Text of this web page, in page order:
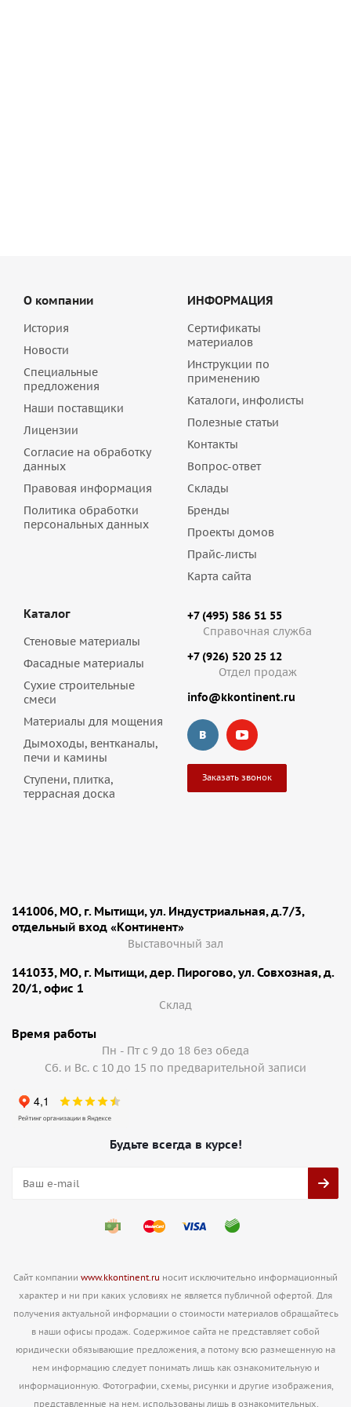
О компании
История
Новости
Специальные
предложения
Наши поставщики
Лицензии
Согласие на обработку
данных
Правовая информация
Политика обработки
персональных данных
ИНФОРМАЦИЯ
Сертификаты
материалов
Инструкции по
применению
Каталоги, инфолисты
Полезные статьи
Контакты
Вопрос-ответ
Склады
Бренды
Проекты домов
Прайс-листы
Карта сайта
Каталог
Стеновые материалы
Фасадные материалы
Сухие строительные
смеси
Материалы для мощения
Дымоходы, вентканалы,
печи и камины
Ступени, плитка,
террасная доска
+7 (495) 586 51 55
Справочная служба
+7 (926) 520 25 12
Отдел продаж
info@kkontinent.ru
Заказать звонок
141006, МО, г. Мытищи, ул. Индустриальная, д.7/3,
отдельный вход «Континент»
Выставочный зал
141033, МО, г. Мытищи, дер. Пирогово, ул. Совхозная, д.
20/1, офис 1
Cклад
Время работы
Пн - Пт с 9 до 18 без обеда
Сб. и Вс. с 10 до 15 по предварительной записи
Будьте всегда в курсе!
Сайт компании www.kkontinent.ru носит исключительно информационный
характер и ни при каких условиях не является публичной офертой. Для
получения актуальной информации о стоимости материалов обращайтесь
в наши офисы продаж. Содержимое сайта не представляет собой
юридически обязывающие предложения, а потому всю размещенную на
нем информацию следует понимать лишь как ознакомительную и
информационную. Фотографии, схемы, рисунки и другие изображения,
представленные на нем, использованы лишь в ознакомительных,